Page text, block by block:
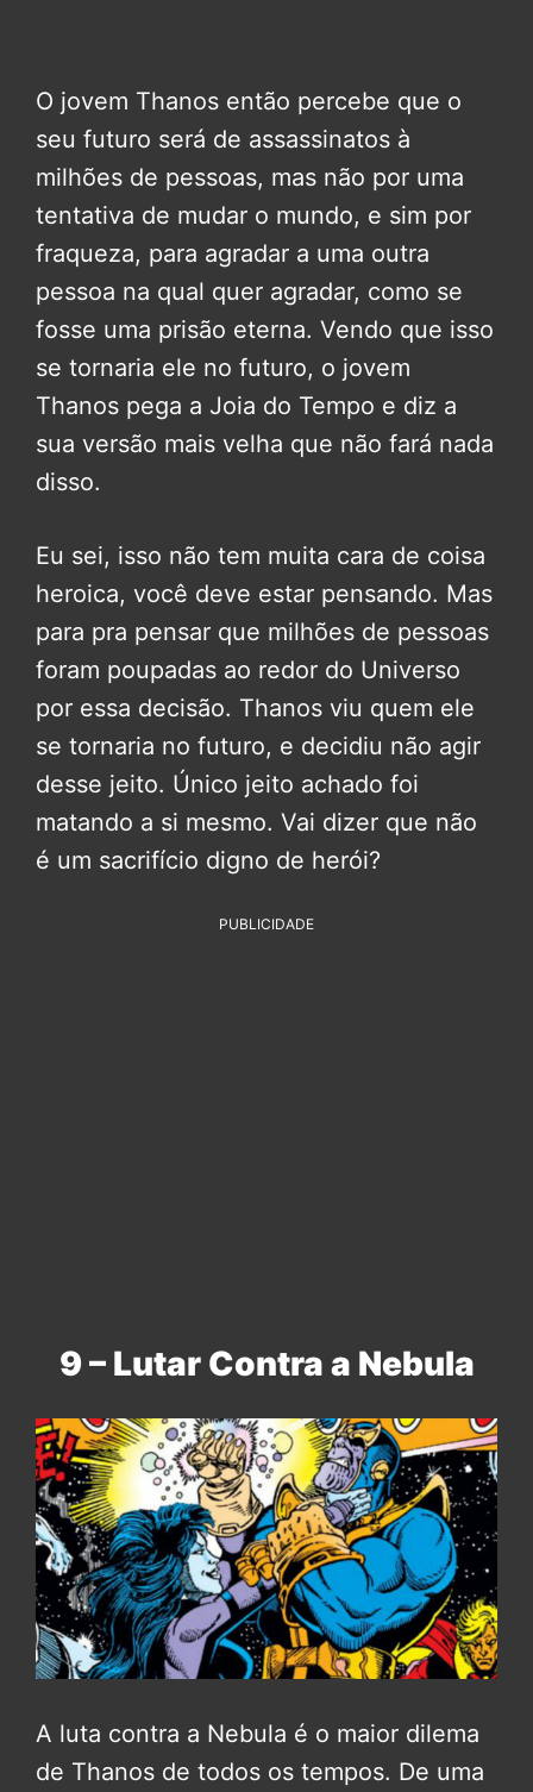
O jovem Thanos então percebe que o
seu futuro será de assassinatos à
milhões de pessoas, mas não por uma
tentativa de mudar o mundo, e sim por
fraqueza, para agradar a uma outra
pessoa na qual quer agradar, como se
fosse uma prisão eterna. Vendo que isso
se tornaria ele no futuro, o jovem
Thanos pega a Joia do Tempo e diz a
sua versão mais velha que não fará nada
disso.
Eu sei, isso não tem muita cara de coisa
heroica, você deve estar pensando. Mas
para pra pensar que milhões de pessoas
foram poupadas ao redor do Universo
por essa decisão. Thanos viu quem ele
se tornaria no futuro, e decidiu não agir
desse jeito. Único jeito achado foi
matando a si mesmo. Vai dizer que não
é um sacrifício digno de herói?
PUBLICIDADE
9 – Lutar Contra a Nebula
A luta contra a Nebula é o maior dilema
de Thanos de todos os tempos. De uma